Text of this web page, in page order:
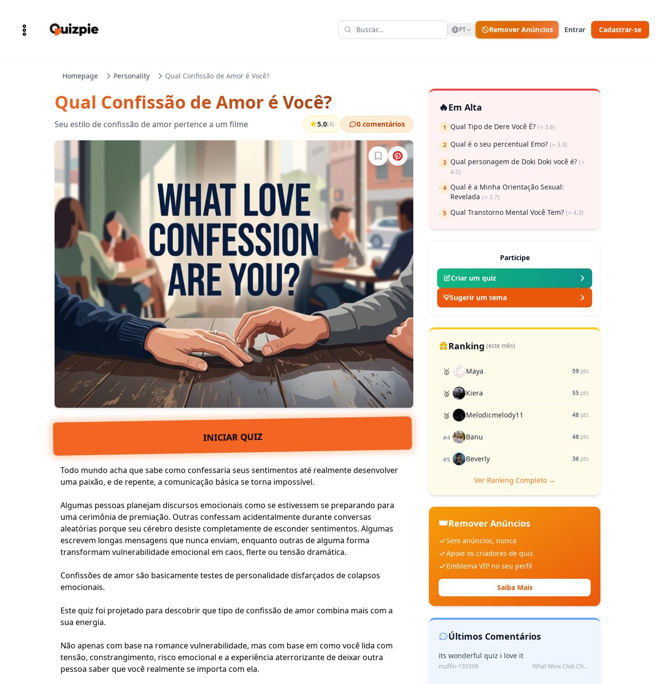
PT Remover Anúncios Entrar Cadastrar-se
Homepage Personality Qual Confissão de Amor é Você?
Qual Confissão de Amor é Você?
Seu estilo de confissão de amor pertence a um filme 5.0(4) 0 comentários
Entre para salvar
INICIAR QUIZ
Todo mundo acha que sabe como confessaria seus sentimentos até realmente desenvolver
uma paixão, e de repente, a comunicação básica se torna impossível.
Algumas pessoas planejam discursos emocionais como se estivessem se preparando para
uma cerimônia de premiação. Outras confessam acidentalmente durante conversas
aleatórias porque seu cérebro desiste completamente de esconder sentimentos. Algumas
escrevem longas mensagens que nunca enviam, enquanto outras de alguma forma
transformam vulnerabilidade emocional em caos, flerte ou tensão dramática.
Confissões de amor são basicamente testes de personalidadedisfarçados de colapsos
emocionais.
Este quiz foi projetado para descobrir que tipo de confissão de amor combina mais com a
sua energia.
Não apenas com base na romancevulnerabilidade, mas com base em como você lida com
tensão, constrangimento, risco emocional e a experiência aterrorizante de deixar outra
pessoa saber que você realmente se importa com ela.
🔥Em Alta
1 Qual Tipo de Dere Você É? (⭐ 3.6)
2 Qual é o seu percentual Emo? (⭐ 3.3)
3 Qual personagem de Doki Doki você é? (⭐
4.5)
4 Qual é a Minha Orientação Sexual:
Revelada (⭐ 3.7)
5 Qual Transtorno Mental Você Tem? (⭐ 4.3)
Participe
Criar um quiz
💡Sugerir um tema
Ranking (este mês)
🥇 Maya 59 pts
🥈 Kiera 55 pts
🥉 Melodicmelody11 48 pts
#4 Banu 48 pts
#5 Beverly 36 pts
Ver Ranking Completo →
👑Remover Anúncios
Sem anúncios, nunca
Apoie os criadores de quiz
Emblema VIP no seu perfil
Saiba Mais
Últimos Comentários
its wonderful quiz i love it
muffin-139398 What Winx Club Character Are You?